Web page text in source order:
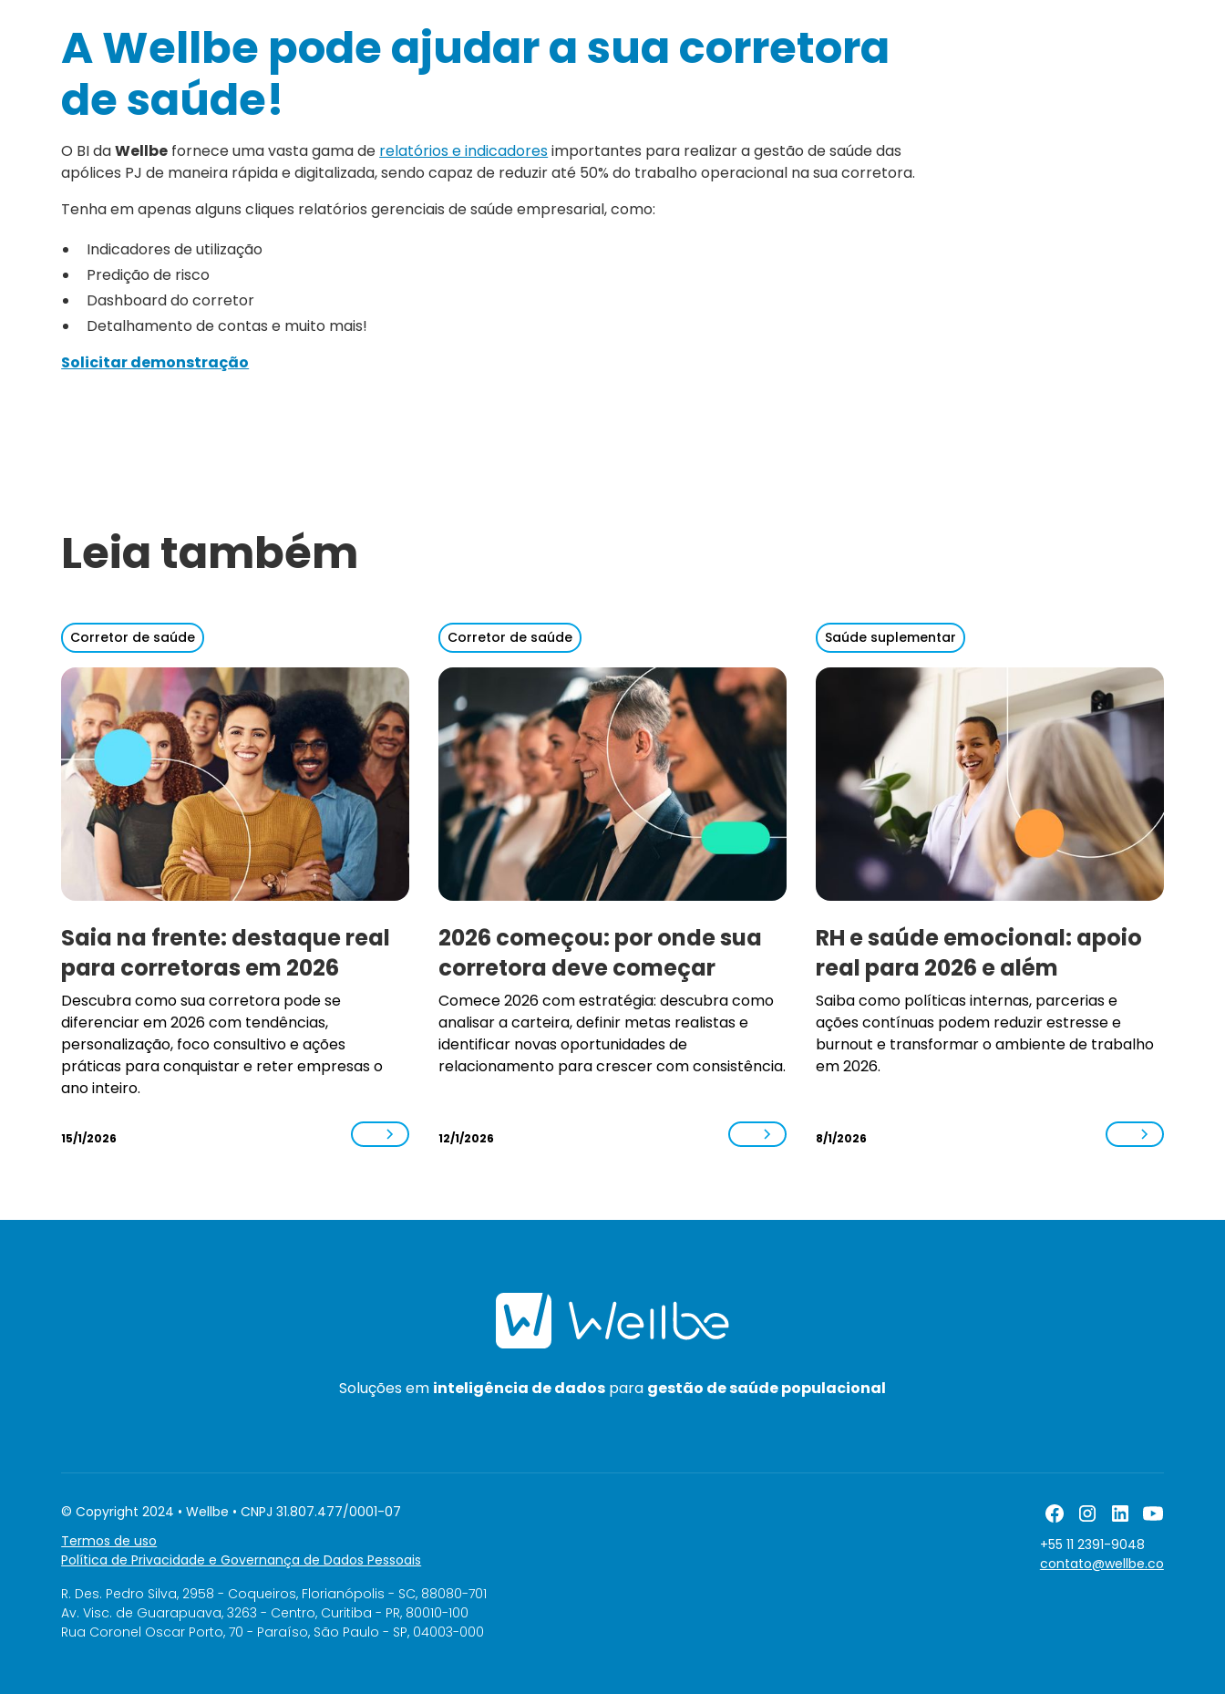
A Wellbe pode ajudar a sua corretora
de saúde!
O BI daWellbe fornece uma vasta gama de relatórios e indicadoresimportantes para realizar a gestão de saúde das
apólices PJ de maneira rápida e digitalizada, sendo capaz de reduzir até 50% do trabalho operacional na sua corretora.
Tenha em apenas alguns cliques relatórios gerenciais de saúde empresarial, como:
Indicadores de utilização
Predição de risco
Dashboard do corretor
Detalhamento de contas e muito mais!
Solicitar demonstração
Leia também
Corretor de saúde
Saia na frente: destaque real
para corretoras em 2026
Descubra como sua corretora pode se
diferenciar em 2026 com tendências,
personalização, foco consultivo e ações
práticas para conquistar e reter empresas o
ano inteiro.
15/1/2026
Corretor de saúde
2026 começou: por onde sua
corretora deve começar
Comece 2026 com estratégia: descubra como
analisar a carteira, definir metas realistas e
identificar novas oportunidades de
relacionamento para crescer com consistência.
12/1/2026
Saúde suplementar
RH e saúde emocional: apoio
real para 2026 e além
Saiba como políticas internas, parcerias e
ações contínuas podem reduzir estresse e
burnout e transformar o ambiente de trabalho
em 2026.
8/1/2026
Soluções em inteligência de dados para gestão de saúde populacional
© Copyright 2024 • Wellbe • CNPJ 31.807.477/0001-07
Termos de uso
Política de Privacidade e Governança de Dados Pessoais
+55 11 2391-9048
contato@wellbe.co
R. Des. Pedro Silva, 2958 - Coqueiros, Florianópolis - SC, 88080-701
Av. Visc. de Guarapuava, 3263 - Centro, Curitiba - PR, 80010-100
Rua Coronel Oscar Porto, 70 - Paraíso, São Paulo - SP, 04003-000